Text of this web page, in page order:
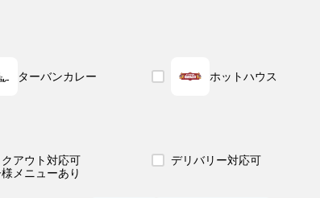
ターバンカレー ホットハウス
アウト対応可 デリバリー対応可
メニューあり